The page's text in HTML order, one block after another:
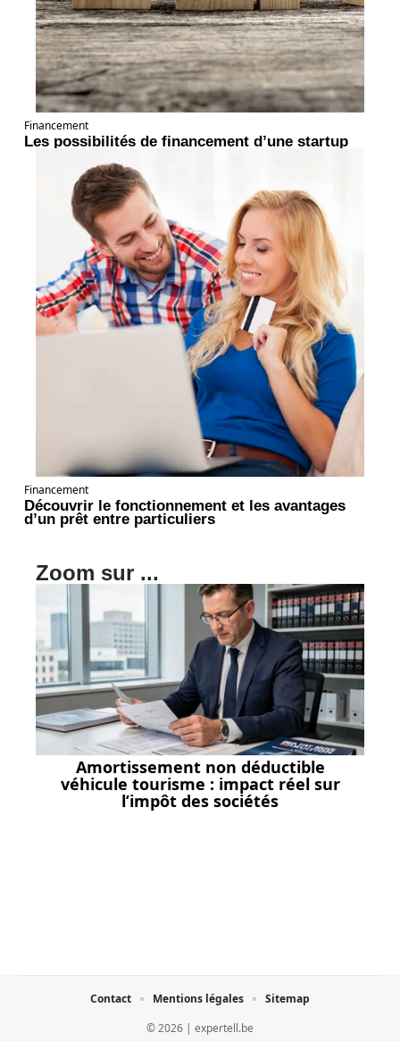
Financement
Les possibilités de financement d’une startup
Financement
Découvrir le fonctionnement et les avantages
d’un prêt entre particuliers
Zoom sur ...
Amortissement non déductible
véhicule tourisme : impact réel sur
l’impôt des sociétés
© 2026 | expertell.be
Contact Mentions légales Sitemap